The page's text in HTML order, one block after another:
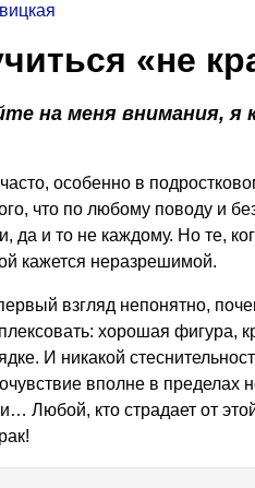
«не
на меня внимания, я
часто, особенно в
что по любому поводу и
да и то не каждому. Но те,
кажется неразрешимой.
взгляд непонятно,
хорошая фигура,
И никакой
вполне в пределах
Любой, кто страдает от